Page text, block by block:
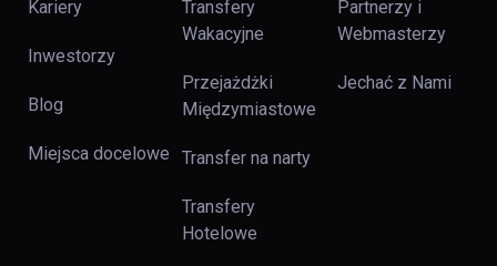
Kariery
Inwestorzy
Blog
Miejsca docelowe
Transfery
Wakacyjne
Przejażdżki
Międzymiastowe
Transfer na narty
Transfery
Hotelowe
Partnerzy i
Webmasterzy
Jechać z Nami